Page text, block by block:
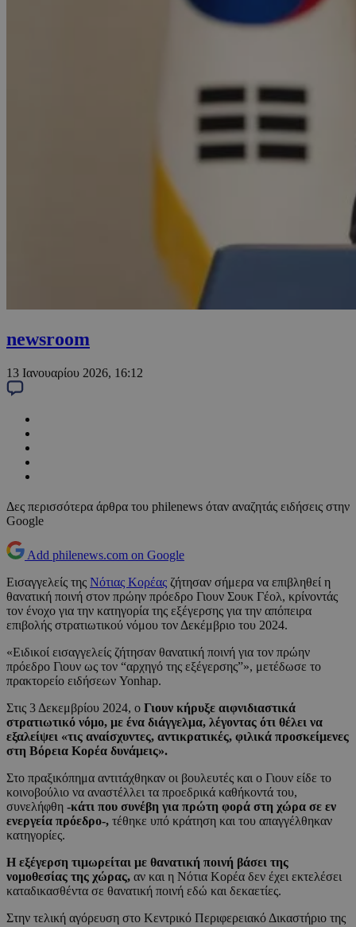
newsroom
13 Ιανουαρίου 2026, 16:12
Δες περισσότερα άρθρα του philenews όταν αναζητάς ειδήσεις στην
Google
Add philenews.com on Google
Εισαγγελείς της Νότιας Κορέας ζήτησαν σήμερα να επιβληθεί η
θανατική ποινή στον πρώην πρόεδρο Γιουν Σουκ Γέολ, κρίνοντάς
τον ένοχο για την κατηγορία της εξέγερσης για την απόπειρα
επιβολής στρατιωτικού νόμου τον Δεκέμβριο του 2024.
«Ειδικοί εισαγγελείς ζήτησαν θανατική ποινή για τον πρώην
πρόεδρο Γιουν ως τον “αρχηγό της εξέγερσης”», μετέδωσε το
πρακτορείο ειδήσεων Yonhap.
Στις 3 Δεκεμβρίου 2024, ο Γιουν κήρυξε αιφνιδιαστικά
στρατιωτικό νόμο, με ένα διάγγελμα, λέγοντας ότι θέλει να
εξαλείψει «τις αναίσχυντες, αντικρατικές, φιλικά προσκείμενες
στη Βόρεια Κορέα δυνάμεις».
Στο πραξικόπημα αντιτάχθηκαν οι βουλευτές και ο Γιουν είδε το
κοινοβούλιο να αναστέλλει τα προεδρικά καθήκοντά του,
συνελήφθη -κάτι που συνέβη για πρώτη φορά στη χώρα σε εν
ενεργεία πρόεδρο-, τέθηκε υπό κράτηση και του απαγγέλθηκαν
κατηγορίες.
Η εξέγερση τιμωρείται με θανατική ποινή βάσει της
νομοθεσίας της χώρας, αν και η Νότια Κορέα δεν έχει εκτελέσει
καταδικασθέντα σε θανατική ποινή εδώ και δεκαετίες.
Στην τελική αγόρευση στο Κεντρικό Περιφερειακό Δικαστήριο της